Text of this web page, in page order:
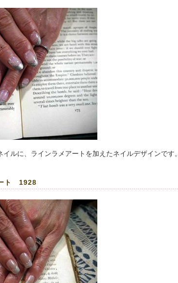
ルに、ラインラメアートを加えたネイルデザインです。
ト 1928